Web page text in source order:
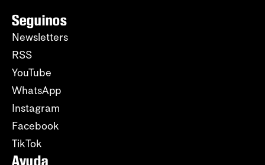
Seguinos
Newsletters
RSS
YouTube
WhatsApp
Instagram
Facebook
TikTok
Ayuda